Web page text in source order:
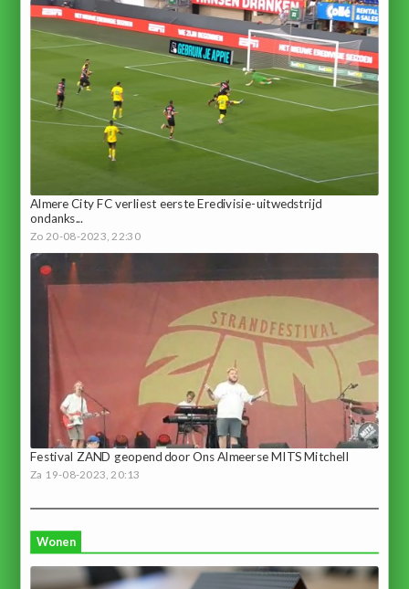
Almere City FC verliest eerste Eredivisie-uitwedstrijd
ondanks...
Zo 20-08-2023, 22:30
Festival ZAND geopend door Ons Almeerse MITS Mitchell
Za 19-08-2023, 20:13
Wonen